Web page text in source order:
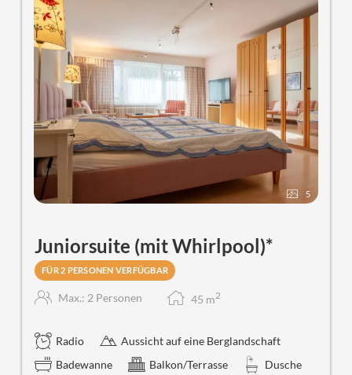
5
Juniorsuite (mit Whirlpool)*
FÜR 2 PERSONEN VERFÜGBAR
Max.: 2 Personen 45 m2
Radio
Aussicht auf eine Berglandschaft
Badewanne
Balkon/Terrasse Dusche